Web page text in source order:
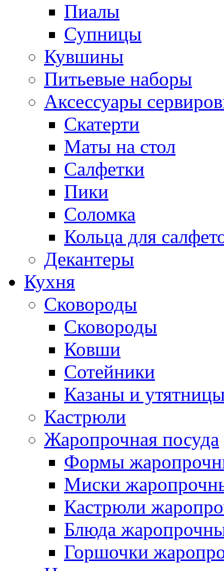
Пиалы
Супницы
Кувшины
Питьевые наборы
Аксессуары
Скатерти
Маты на стол
Салфетки
Пики
Соломка
Кольца для
Декантеры
Кухня
Сковороды
Сковороды
Ковши
Сотейники
Казаны и
Кастрюли
Жаропрочная посуда
Формы
Миски
Кастрюли
Блюда
Горшочки